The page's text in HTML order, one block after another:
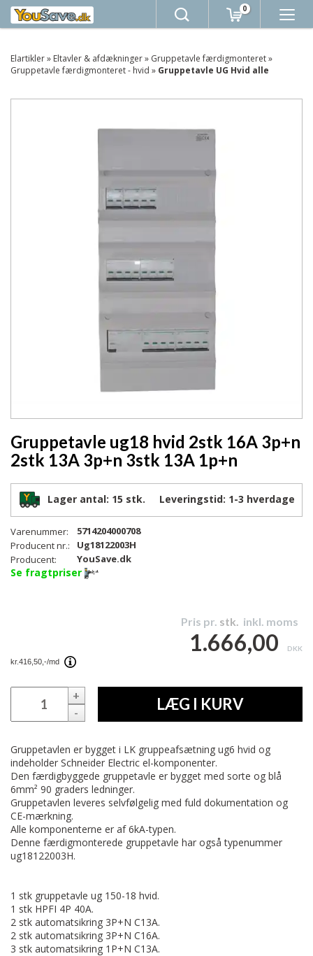
0
Elartikler» Eltavler & afdækninger» Gruppetavle færdigmonteret»
Gruppetavle færdigmonteret - hvid » Gruppetavle UG Hvid alle
Gruppetavle ug18 hvid 2stk 16A 3p+n
2stk 13A 3p+n 3stk 13A 1p+n
Lager antal: 15 stk. Leveringstid: 1-3 hverdage
Varenummer:
5714204000708
Producent nr.:
Ug18122003H
Producent:
YouSave.dk
Se fragtpriser
Pris pr. stk. inkl. moms
1.666,00 DKK
+
-
LÆG I KURV
Gruppetavlen er bygget i LK gruppeafsætning ug6 hvid og
indeholder Schneider Electric el-komponenter.
Den færdigbyggede gruppetavle er bygget med sorte og blå
6mm² 90 graders ledninger.
Gruppetavlen leveres selvfølgelig med fuld dokumentation og
CE-mærkning.
Alle komponenterne er af 6kA-typen.
Denne færdigmonterede gruppetavle har også typenummer
ug18122003H.
1 stk gruppetavle ug 150-18 hvid.
1 stk HPFI 4P 40A.
2 stk automatsikring 3P+N C13A.
2 stk automatsikring 3P+N C16A.
3 stk automatsikring 1P+N C13A.